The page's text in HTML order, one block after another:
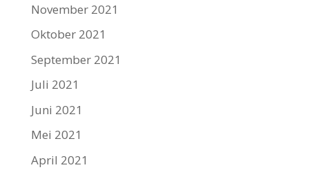
November 2021
Oktober 2021
September 2021
Juli 2021
Juni 2021
Mei 2021
April 2021